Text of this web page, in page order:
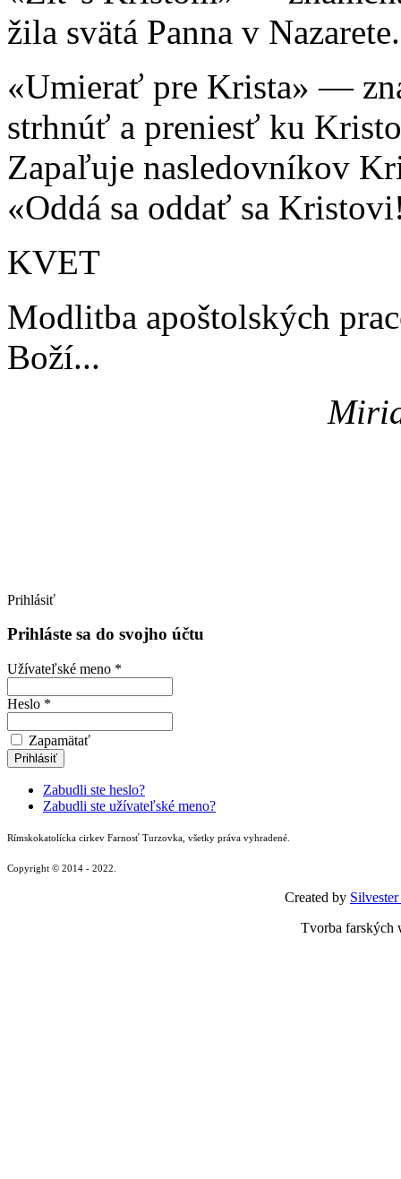
žila svätá Panna v Nazarete.
«Umierať pre Krista» —
strhnúť a preniesť ku
Zapaľuje nasledovníkov
«Oddá sa oddať sa
KVET
Modlitba apoštolských
Boží...
Prihlásiť
Prihláste sa do svojho účtu
Užívateľské meno *
Heslo *
Zapamätať
Zabudli ste heslo?
Zabudli ste užívateľské meno?
Rímskokatolícka cirkev Farnosť Turzovka, všetky práva vyhradené.
Copyright © 2014 - 2022.
Created by
Tvorba farských